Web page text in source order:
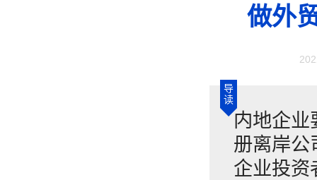
做外
导
读
内地企业
册离岸公
企业投资